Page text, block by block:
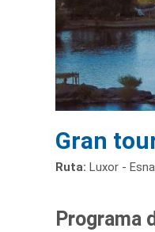
Gran
Ruta: Luxor -
Programa